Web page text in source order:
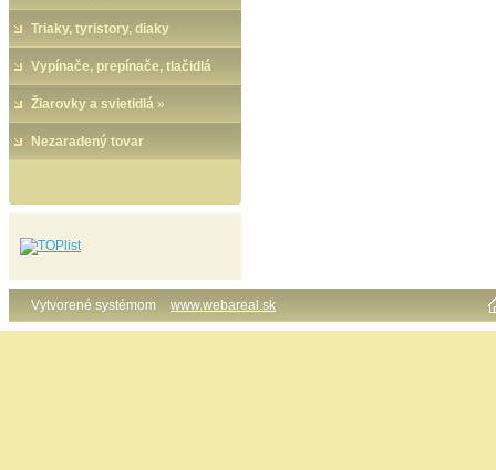
Triaky, tyristory, diaky
Vypínače, prepínače, tlačidlá
Žiarovky a svietidlá »
Nezaradený tovar
Vytvorené systémom www.webareal.sk